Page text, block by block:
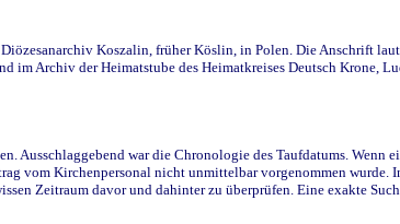
Koszalin, früher Köslin, in Polen. Die Anschrift
im Archiv der Heimatstube des Heimatkreises Deutsch Krone,
Ausschlaggebend war die Chronologie des Taufdatums.
vom Kirchenpersonal nicht unmittelbar vorgenommen
Zeitraum davor und dahinter zu überprüfen. Eine exakte